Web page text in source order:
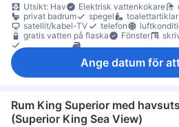
Utsikt: Hav
Elektrisk vattenkokare
privat badrum
spegel toalettartiklar
satellit/kabel-TV
telefon
gratis vatten på flaska
Fönster
Ange datum för
Rum King Superior med
(Superior King Sea View)